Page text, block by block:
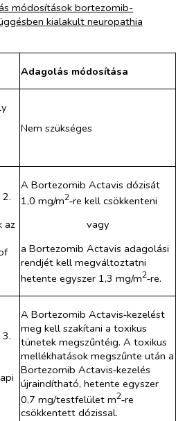
módosítások bortezomib-
kialakult neuropathia
Adagolás módosítása
Nem szükséges
az
A Bortezomib Actavis dózisát
1,0 mg/m2‑re kell csökkenteni
vagy
a Bortezomib Actavis adagolási
rendjét kell megváltoztatni
hetente egyszer 1,3 mg/m2‑re.
A Bortezomib Actavis‑kezelést
meg kell szakítani a toxikus
tünetek megszűntéig. A toxikus
mellékhatások megszűnte után a
Bortezomib Actavis‑kezelés
újraindítható, hetente egyszer
0,7 mg/testfelület m2‑re
csökkentett dózissal.